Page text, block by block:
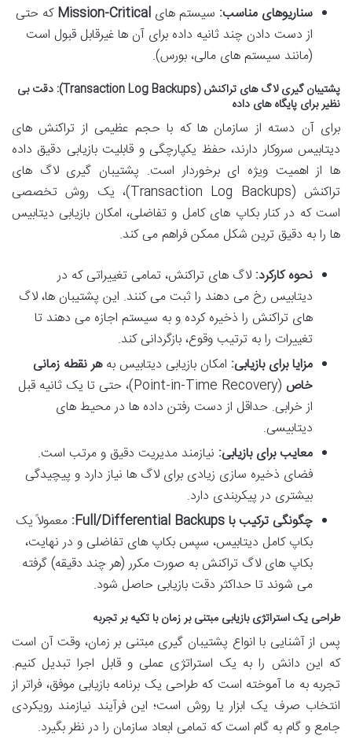
سناریوهای مناسب: سیستم های Mission-Criticalکه حتی
از دست دادن چند ثانیه داده برای آن ها غیرقابل قبول است
(مانند سیستم های مالی، بورس).
پشتیبان گیری لاگ های تراکنش (Transaction Log Backups): دقت بی
نظیر برای پایگاه های داده
برای آن دسته از سازمان ها که با حجم عظیمی از تراکنش های
دیتابیس سروکار دارند، حفظ یکپارچگی و قابلیت بازیابی دقیق داده
ها از اهمیت ویژه ای برخوردار است. پشتیبان گیری لاگ های
تراکنش (Transaction Log Backups)، یک روش تخصصی
است که در کنار بکاپ های کامل و تفاضلی، امکان بازیابی دیتابیس
ها را به دقیق ترین شکل ممکن فراهم می کند.
نحوه کارکرد: لاگ های تراکنش، تمامی تغییراتی که در
دیتابیس رخ می دهند را ثبت می کنند. این پشتیبان ها، لاگ
های تراکنش را ذخیره کرده و به سیستم اجازه می دهند تا
تغییرات را به ترتیب وقوع، بازگردانی کند.
مزایا برای بازیابی: امکان بازیابی دیتابیس بههر نقطه زمانی
خاص
(Point-in-Time Recovery)، حتی تا یک ثانیه قبل
از خرابی. حداقل از دست رفتن داده ها در محیط های
دیتابیسی.
معایب برای بازیابی: نیازمند مدیریت دقیق و مرتب است.
فضای ذخیره سازی زیادی برای لاگ ها نیاز دارد و پیچیدگی
بیشتری در پیکربندی دارد.
چگونگی ترکیب با Full/Differential Backups:
معمولاً یک
بکاپ کامل دیتابیس، سپس بکاپ های تفاضلی و در نهایت،
بکاپ های لاگ تراکنش به صورت مکرر (هر چند دقیقه) گرفته
می شوند تا حداکثر دقت بازیابی حاصل شود.
طراحی یک استراتژی بازیابی مبتنی بر زمان با تکیه بر تجربه
پس از آشنایی با انواع پشتیبان گیری مبتنی بر زمان، وقت آن است
که این دانش را به یک استراتژی عملی و قابل اجرا تبدیل کنیم.
تجربه به ما آموخته است که طراحی یک برنامه بازیابی موفق، فراتر از
انتخاب صرف یک ابزار یا روش است؛ این فرآیند نیازمند رویکردی
جامع و گام به گام است که تمامی ابعاد سازمان را در نظر بگیرد.